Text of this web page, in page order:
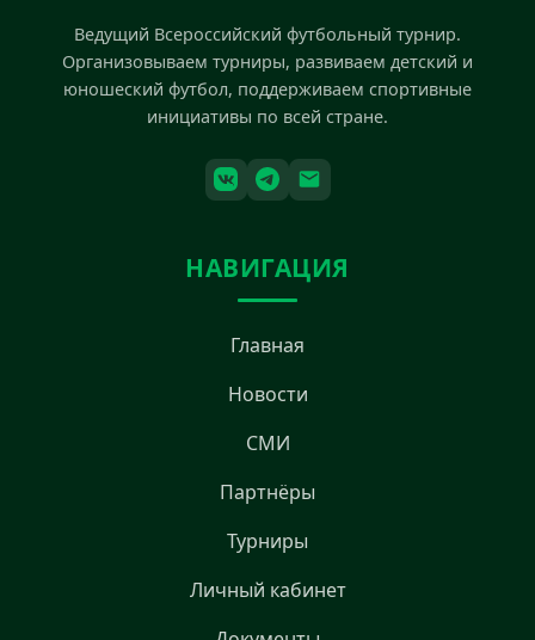
Ведущий Всероссийский футбольный турнир.
Организовываем турниры, развиваем детский и
юношеский футбол, поддерживаем спортивные
инициативы по всей стране.
НАВИГАЦИЯ
Главная
Новости
СМИ
Партнёры
Турниры
Личный кабинет